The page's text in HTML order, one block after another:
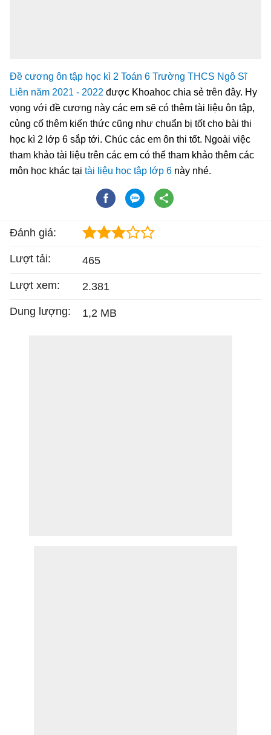
Đề cương ôn tập học kì 2 Toán 6 Trường THCS Ngô Sĩ
Liên năm 2021 - 2022 được Khoahoc chia sẻ trên đây. Hy
vọng với đề cương này các em sẽ có thêm tài liệu ôn tập,
củng cố thêm kiến thức cũng như chuẩn bị tốt cho bài thi
học kì 2 lớp 6 sắp tới. Chúc các em ôn thi tốt. Ngoài việc
tham khảo tài liệu trên các em có thể tham khảo thêm các
môn học khác tại tài liệu học tập lớp 6 này nhé.
Đánh giá:
Lượt tải: 465
Lượt xem: 2.381
Dung lượng: 1,2 MB